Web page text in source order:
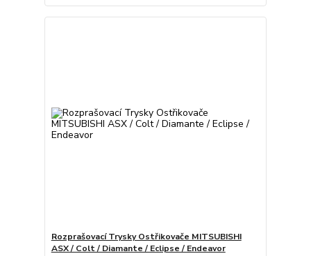
Rozprašovací Trysky Ostřikovače MITSUBISHI
ASX / Colt / Diamante / Eclipse / Endeavor